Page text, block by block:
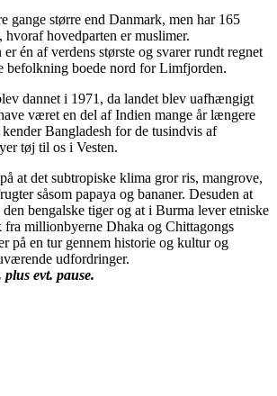
gange større end Danmark, men har 165
hovedparten er muslimer.
én af verdens største og svarer rundt regnet
befolkning boede nord for Limfjorden.
dannet i 1971, da landet blev uafhængigt
været en del af Indien mange år længere
Bangladesh for de tusindvis af
tøj til os i Vesten.
at det subtropiske klima gror ris, mangrove,
såsom papaya og bananer. Desuden at
bengalske tiger og at i Burma lever etniske
millionbyerne Dhaka og Chittagongs
på en tur gennem historie og kultur og
udfordringer.
evt. pause.